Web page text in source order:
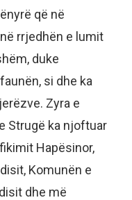
që në
rrjedhën e lumit
duke
si dhe ka
Zyra e
Strugë ka njoftuar
Hapësinor,
Komunën e
dhe më